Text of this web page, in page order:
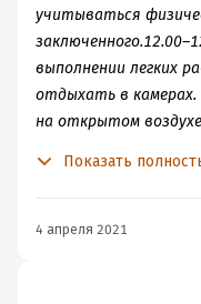
учитываться
выполнении легких
отдыхать в
на открытом
стричь, по мере
Показать
4 апреля 2021